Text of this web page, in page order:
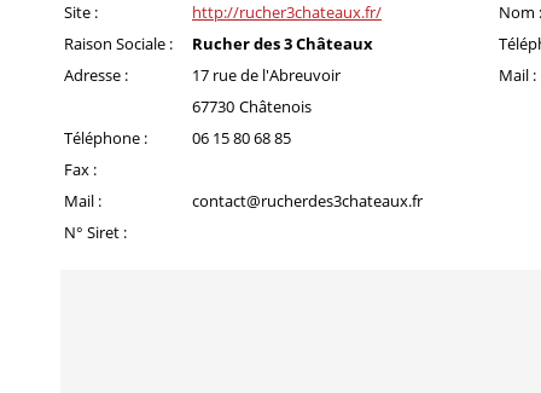
Site :
http://rucher3chateaux.fr/
Raison Sociale :
Rucher des 3 Châteaux
Adresse :
17 rue de l'Abreuvoir
67730 Châtenois
Téléphone :
06 15 80 68 85
Fax :
Mail :
contact@rucherdes3chateaux.fr
N° Siret :
Nom :
Mail :